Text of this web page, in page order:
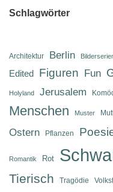
Schlagwörter
Architektur Berlin
Edited Figuren Fun
Holyland Jerusalem
Menschen Muster
Ostern Pflanzen
Romantik Rot
Tierisch Tragödie